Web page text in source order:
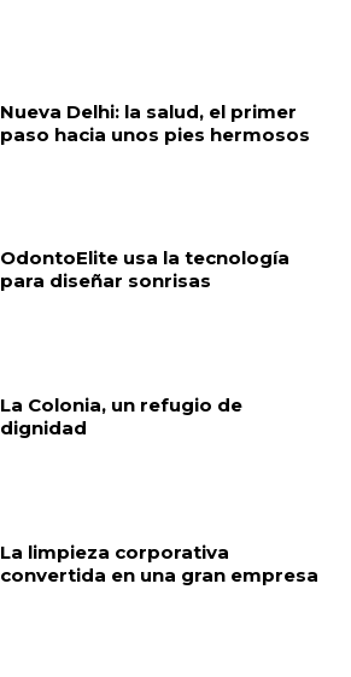
Nueva Delhi: la salud, el primer
paso hacia unos pies hermosos
OdontoElite usa la tecnología
para diseñar sonrisas
La Colonia, un refugio de
dignidad
La limpieza corporativa
convertida en una gran empresa